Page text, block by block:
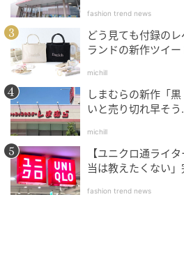
すく便利です。fashion trend news
どう見ても付録の
ランドの新作ツイ
michill
しまむらの新作「
いと売り切れ早そ
michill
【ユニクロ通ライ
当は教えたくない
fashion trend news